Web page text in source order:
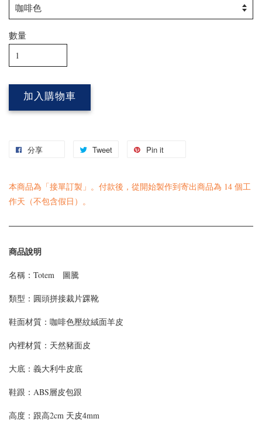
數量
加入購物車
分享 Tweet Pin it
本商品為「接單訂製」。付款後，從開始製作到寄出商品為 14 個工
作天（不包含假日）。
商品說明
名稱：Totem 圖騰
類型： 圓頭拼接裁片踝靴
鞋面材質： 咖啡色壓紋絨面羊皮
內裡材質：天然豬面皮
大底：義大利牛皮底
鞋跟：ABS層皮包跟
高度： 跟高2cm 天皮4mm